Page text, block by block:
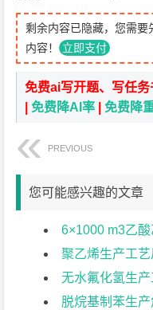
剩余内容已隐藏，您需要
内容！ 立即支付
免费ai写开题、写任
|免费降AI率 |免费降
PREVIOUS
您可能感兴趣的文章
6×1000 m3乙酸乙
聚乙烯生产工
无水氟化氢生产
脱烷基制苯生